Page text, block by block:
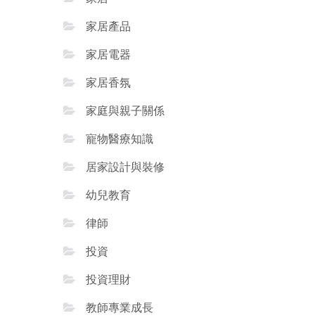
家居產品
家居電器
家居香氛
家庭與親子關係
寵物醫療知識
居家設計與裝修
幼兒教育
律師
投資
投資理財
教師專業成長